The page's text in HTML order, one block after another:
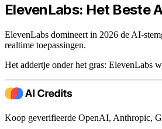
ElevenLabs: Het Beste
ElevenLabs domineert in 2026 de AI-
realtime toepassingen.
Het addertje onder het gras: ElevenLabs
Koop geverifieerde OpenAI, Anthropic,